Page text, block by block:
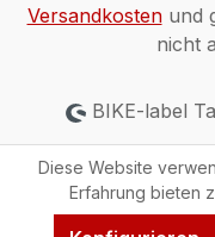
Versandkostenund
nicht
BIKE-label
Diese Website
Erfahrung bieten